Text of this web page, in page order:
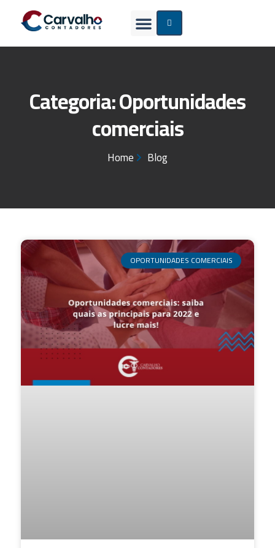
Categoria: Oportunidades
comerciais
Home Blog
OPORTUNIDADES COMERCIAIS